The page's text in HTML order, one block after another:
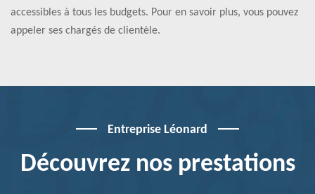
accessibles à tous les budgets. Pour en savoir plus, vous pouvez
appeler ses chargés de clientèle.
Entreprise Léonard
Découvrez nos prestations